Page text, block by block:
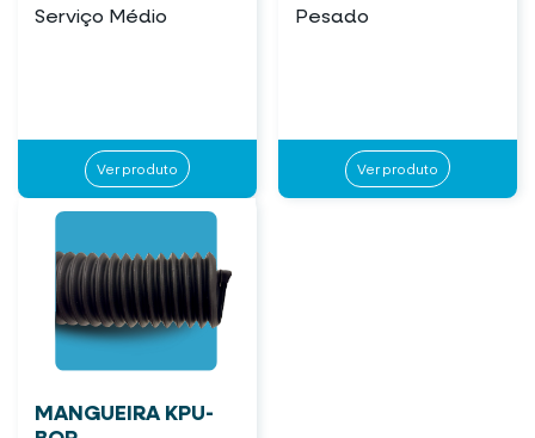
Serviço Médio
Ver produto
Pesado
Ver produto
MANGUEIRA KPU-